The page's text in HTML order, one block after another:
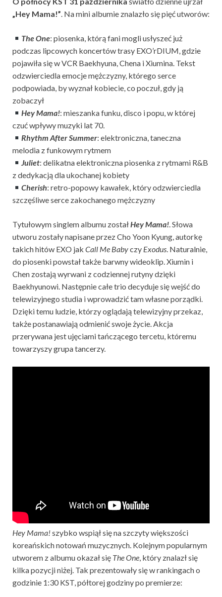
„Hey Mama!”. Na mini albumie znalazło się pięć utworów:
The One: piosenka, którą fani mogli usłyszeć już
podczas lipcowych koncertów trasy EXO’rDIUM, gdzie
pojawiła się w VCR Baekhyuna, Chena i Xiumina. Tekst
odzwierciedla emocje mężczyzny, którego serce
podpowiada, by wyznał kobiecie, co poczuł, gdy ją
zobaczył
Hey Mama!: mieszanka funku, disco i popu, w której
czuć wpływy muzyki lat 70.
Rhythm After Summer: elektroniczna, taneczna
melodia z funkowym rytmem
Juliet: delikatna elektroniczna piosenka z rytmami R&B
z dedykacją dla ukochanej kobiety
Cherish: retro-popowy kawałek, który odzwierciedla
szczęśliwe serce zakochanego mężczyzny
Tytułowym singlem albumu zostałHey Mama!.Słowa
utworu zostały napisane przez Cho Yoon Kyung, autorkę
takich hitów EXO jak Call Me Babyczy Exodus. Naturalnie,
do piosenki powstał także barwny wideoklip. Xiumin i
Chen zostają wyrwani z codziennej rutyny dzięki
Baekhyunowi. Następnie całe trio decyduje się wejść do
telewizyjnego studia i wprowadzić tam własne porządki.
Dzięki temu ludzie, którzy oglądają telewizyjny przekaz,
także postanawiają odmienić swoje życie. Akcja
przerywana jest ujęciami tańczącego tercetu, któremu
towarzyszy grupa tancerzy.
Hey Mama! szybko wspiął się na szczyty większości
koreańskich notowań muzycznych. Kolejnym popularnym
utworem z albumu okazał się The One, który znalazł się
kilka pozycji niżej. Tak prezentowały się w rankingach o
godzinie 1:30 KST, półtorej godziny po premierze: